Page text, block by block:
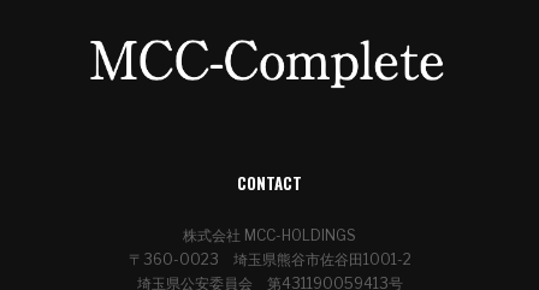
CONTACT
株式会社 MCC-HOLDINGS
〒360-0023 埼玉県熊谷市佐谷田1001-2
埼玉県公安委員会 第431190059413号